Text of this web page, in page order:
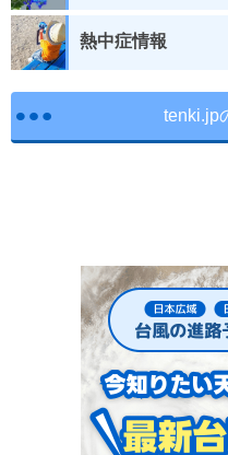
熱中症情報
tenki.jp